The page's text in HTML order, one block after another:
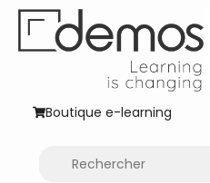
Boutique e-learning